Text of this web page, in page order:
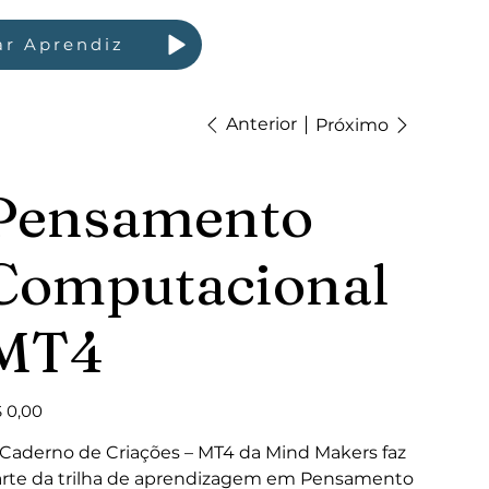
Aprendiz
Anterior Próximo
0,00
de Criações – MT4 da Mind Makers faz
da trilha de aprendizagem em Pensamento